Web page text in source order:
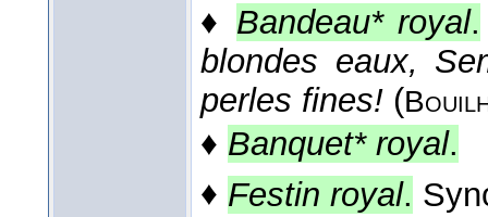
♦ Bandeau* royal.
blondes eaux,
perles fines! (
♦ Banquet* royal.
♦ Festin royal.